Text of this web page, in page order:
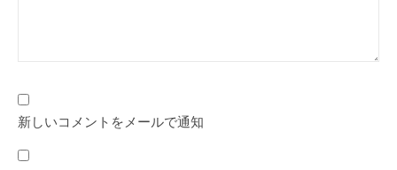
新しいコメントをメールで通知